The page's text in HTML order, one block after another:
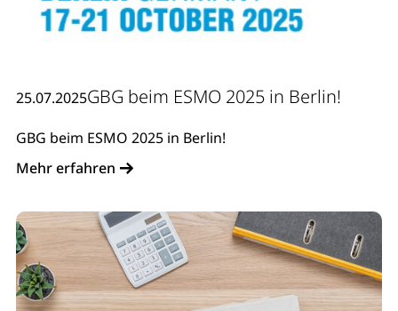
25.07.2025GBG beim ESMO 2025 in Berlin!
GBG beim ESMO 2025 in Berlin!
Mehr erfahren